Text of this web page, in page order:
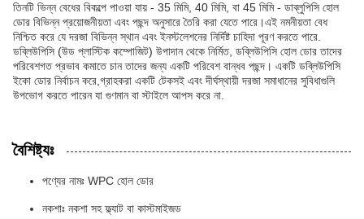
তিনটি ভিন্ন বেধের বিকল্পে পাওয়া যায় - 35 মিমি, 40 মিমি, বা 45 মিমি - ডাব্লুপিসি হোল
ডোর বিভিন্ন প্রয়োজনীয়তা এবং পছন্দ অনুসারে তৈরি করা যেতে পারে।এই নমনীয়তা বেধ
নিশ্চিত করে যে দরজা বিভিন্ন স্থান এবং ইনস্টলেশনের নির্দিষ্ট চাহিদা পূরণ করতে পারে.
ডব্লিউপিসি (উড প্লাস্টিক কম্পোজিট) উপাদান থেকে নির্মিত, ডব্লিউপিসি হোল ডোর তাদের
পরিবেশগত প্রভাব কমাতে চান তাদের জন্য একটি পরিবেশ বান্ধব পছন্দ। একটি ডব্লিউপিসি
ইকো ডোর নির্বাচন করে,গ্রাহকরা একটি টেকসই এবং দীর্ঘস্থায়ী দরজা সমাধানের সুবিধাগুলি
উপভোগ করতে পারেন যা গুণমান বা স্টাইলে আপস করে না.
বৈশিষ্ট্যঃ
পণ্যের নামঃ WPC হোল ডোর
নকশাঃ নকশা সহ ফ্ল্যাট বা কাস্টমাইজড